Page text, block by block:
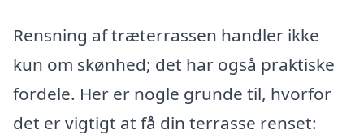
Rensning af træterrassen handler ikke
kun om skønhed; det har også praktiske
fordele. Her er nogle grunde til, hvorfor
det er vigtigt at få din terrasse renset: